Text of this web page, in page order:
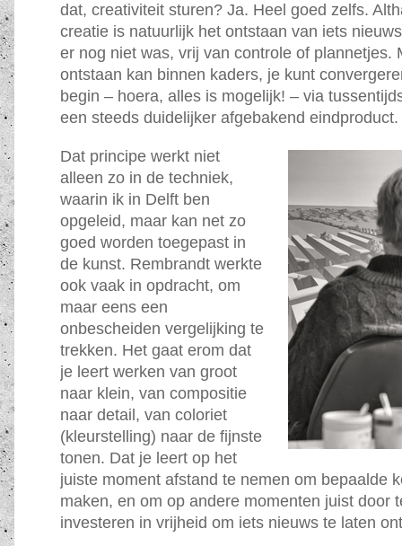
dat, creativiteit sturen? Ja. Heel goed zelfs.
creatie is natuurlijk het ontstaan van iets
er nog niet was, vrij van controle of plannetjes.
ontstaan kan binnen kaders, je kunt
begin – hoera, alles is mogelijk! – via
een steeds duidelijker afgebakend eindproduct.
Dat principe werkt niet
alleen zo in de techniek,
waarin ik in Delft ben
opgeleid, maar kan net zo
goed worden toegepast in
de kunst. Rembrandt werkte
ook vaak in opdracht, om
maar eens een
onbescheiden vergelijking te
trekken. Het gaat erom dat
je leert werken van groot
naar klein, van compositie
naar detail, van coloriet
(kleurstelling) naar de fijnste
tonen. Dat je leert op het
juiste moment afstand te nemen om bepaalde
maken, en om op andere momenten juist door
investeren in vrijheid om iets nieuws te laten